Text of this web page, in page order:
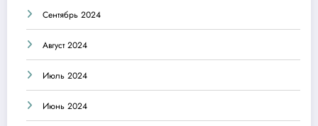
Сентябрь 2024
Август 2024
Июль 2024
Июнь 2024